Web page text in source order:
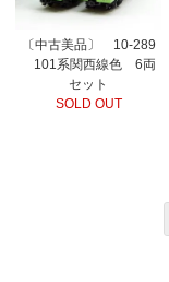
〔中古美品〕 10-289
101系関西線色 6両
セット
SOLD OUT